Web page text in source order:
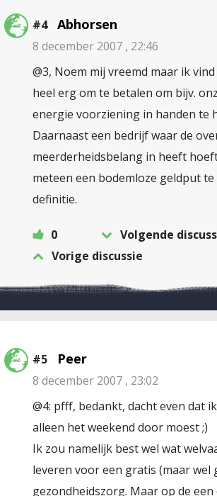
#4 Abhorsen
8 december 2007 , 22:46
@3, Noem mij vreemd maar ik
heel erg om te betalen om bijv.
energie voorziening in handen te
Daarnaast een bedrijf waar de
meerderheidsbelang in heeft
meteen een bodemloze geldput
definitie.
0
Volgende
Vorige discussie
#5 Peer
8 december 2007 , 23:02
@4: pfff, bedankt, dacht even dat
alleen het weekend door moest ;)
Ik zou namelijk best wel wat
leveren voor een gratis (maar wel
gezondheidszorg. Maar op de